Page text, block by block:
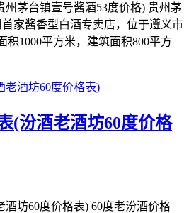
茅台镇壹号酱酒53度价格) 贵州茅
家酱香型白酒专卖店，位于遵义市
积1000平方米，建筑面积800平方
(汾酒老酒坊60度价格
酒坊60度价格表) 60度老汾酒价格